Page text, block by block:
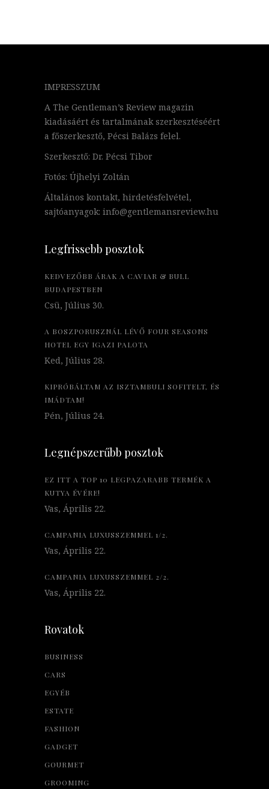
IMPRESSZUM
A The Gentleman’s Review magazin
kiadásáért és tartalmának szerkesztéséért
a főszerkesztő, Pécsi Balázs felel.
Szerkesztő: Dr. Pécsi Tibor
Fotós: Újhelyi Zoltán
Általános kontakt, hirdetésfelvétel,
sajtóanyagok: info@gentlemansreview.hu
Legfrissebb posztok
KEDVEZŐBB ÁRAK A CAVIAR & BULL
BUDAPESTBEN
Csü, Július 30.
A BOSZPORUSZNÁL LÉVŐ FOUR SEASONS
HOTEL EGY IGAZI PALOTA
Ked, Július 28.
KIPRÓBÁLTAM AZ ISZTAMBULI SOFITELT, ÉS
IMÁDTAM!
Pén, Július 24.
Legnépszerűbb posztok
EZ ITT A TOP 10 LEGPAZARABB TERMÉK A
KUTYA ÉVÉRE!
Vas, Április 22.
CAMPANIA LUXUSSZEMMEL 1/2.
Vas, Április 22.
CAMPANIA LUXUSSZEMMEL 2/2.
Vas, Április 22.
Rovatok
BUSINESS
CARS
EGYÉB
ESTATE
FASHION
GADGET
GOURMET
GROOMING